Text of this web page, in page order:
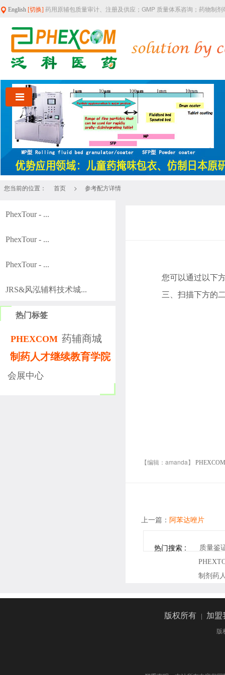
English [切换] 药用原辅包质量审计、注册及供应；GMP 质量体系咨询；药物制
您当前的位置： 首页 > 参考配方详情
PhexTour - ...
PhexTour - ...
PhexTour - ...
JRS&风泓辅料技术城...
热门标签
PHEXCOM 药辅商城
制药人才继续教育学院
会展中心
您可以通过以下
三、扫描下方的
【编辑：amanda】
上一篇：阿苯达唑片
热门搜索 :
质量鉴
制剂药
版权所有 | 加
版